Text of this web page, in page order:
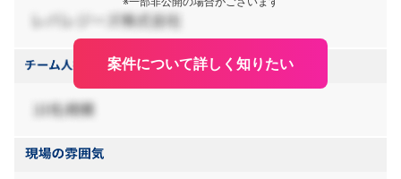
案件について詳しく知りたい